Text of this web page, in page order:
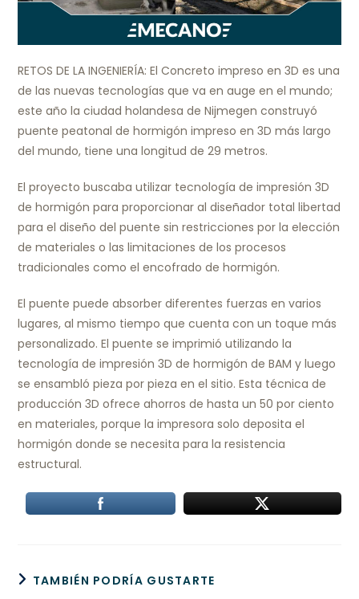
RETOS DE LA INGENIERÍA: El Concreto impreso en 3D es una
de las nuevas tecnologías que va en auge en el mundo;
este año la ciudad holandesa de Nijmegen construyó
puente peatonal de hormigón impreso en 3D más largo
del mundo, tiene una longitud de 29 metros.
El proyecto buscaba utilizar tecnología de impresión 3D
de hormigón para proporcionar al diseñador total libertad
para el diseño del puente sin restricciones por la elección
de materiales o las limitaciones de los procesos
tradicionales como el encofrado de hormigón.
El puente puede absorber diferentes fuerzas en varios
lugares, al mismo tiempo que cuenta con un toque más
personalizado. El puente se imprimió utilizando la
tecnología de impresión 3D de hormigón de BAM y luego
se ensambló pieza por pieza en el sitio. Esta técnica de
producción 3D ofrece ahorros de hasta un 50 por ciento
en materiales, porque la impresora solo deposita el
hormigón donde se necesita para la resistencia
estructural.
TAMBIÉN PODRÍA GUSTARTE